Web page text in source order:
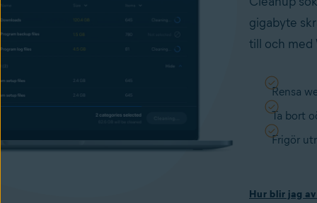
gigabyte
till och med
Rensa
Ta bort
Frigör
Hur blir jag